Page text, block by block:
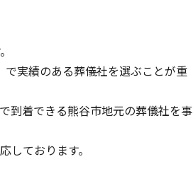
実績のある葬儀社を選ぶことが重
到着できる熊谷市地元の葬儀社を事
しております。